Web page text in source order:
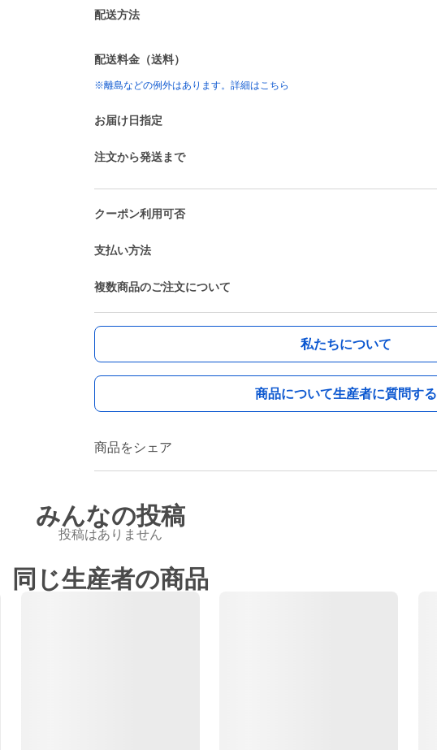
配送方法
配送料金（送料）
※離島などの例外はあります。詳細はこちら
お届け日指定
注文から発送まで
クーポン利用可否
支払い方法
複数商品のご注文について
私たちについて
商品について生産者に質問する
商品をシェア
みんなの投稿
投稿はありません
同じ生産者の商品